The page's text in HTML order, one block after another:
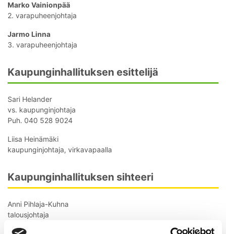
Marko Vainionpää
2. varapuheenjohtaja
Jarmo Linna
3. varapuheenjohtaja
Kaupunginhallituksen esittelijä
Sari Helander
vs. kaupunginjohtaja
Puh. 040 528 9024
Liisa Heinämäki
kaupunginjohtaja, virkavapaalla
Kaupunginhallituksen sihteeri
Anni Pihlaja-Kuhna
talousjohtaja